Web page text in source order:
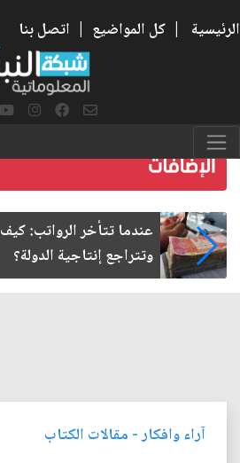
الرئيسية | كل المواضيع | اتصل بنا
صمت الطريق بعد
آراء وافكار- مقالات الكتاب